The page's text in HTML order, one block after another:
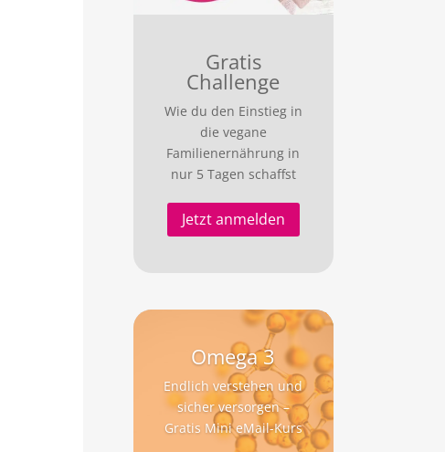
Gratis
Challenge
Wie du den Einstieg in
die vegane
Familienernährung in
nur 5 Tagen schaffst
Jetzt anmelden
Omega 3
Endlich verstehen und
sicher versorgen –
Gratis Mini eMail-Kurs